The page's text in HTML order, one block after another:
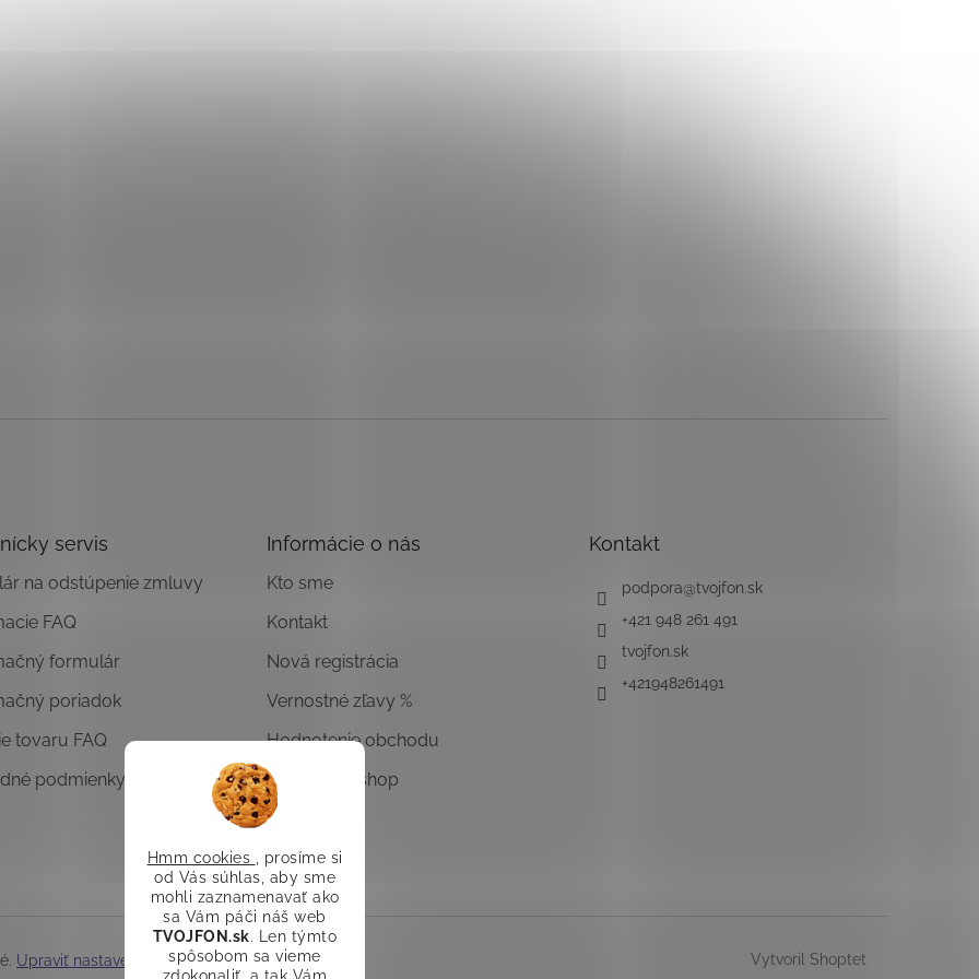
Hmm cookies
, prosíme si
od Vás súhlas, aby sme
mohli zaznamenavať ako
sa Vám páči náš web
TVOJFON.sk. Len týmto
spôsobom sa vieme
servis
na odstúpenie zmluvy
FAQ
formulár
poriadok
tovaru FAQ
podmienky
Informácie o nás
Kto sme
Kontakt
Nová registrácia
Vernostné zľavy %
Hodnotenie obchodu
Overený E-shop
Kontakt
podpora@tvojfon.sk
+421 948 261 491
tvojfon.sk
+421948261491
Vytvoril Shoptet
Upraviť nastavenie cookies